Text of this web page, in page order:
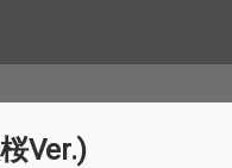
Ver.)